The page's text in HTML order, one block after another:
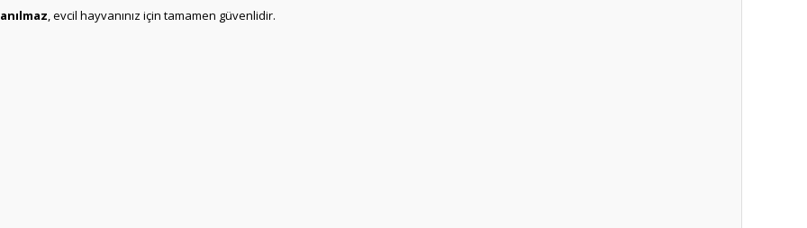
, evcil hayvanınız için tamamen güvenlidir.